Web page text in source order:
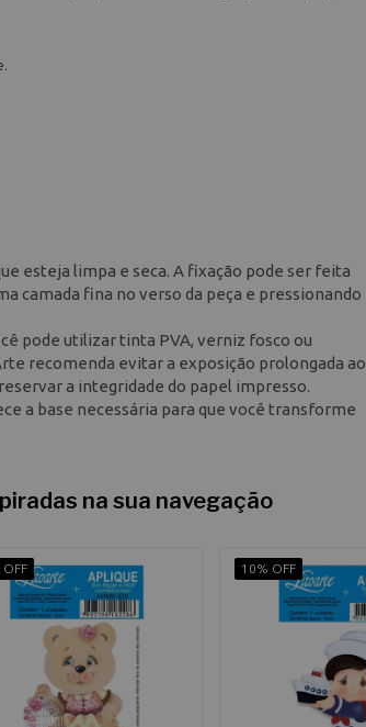
esteja limpa e seca. A fixação pode ser feita
camada fina no verso da peça e pressionando
pode utilizar tinta PVA, verniz fosco ou
recomenda evitar a exposição prolongada ao
a integridade do papel impresso.
a base necessária para que você transforme
na sua navegação
10% OFF